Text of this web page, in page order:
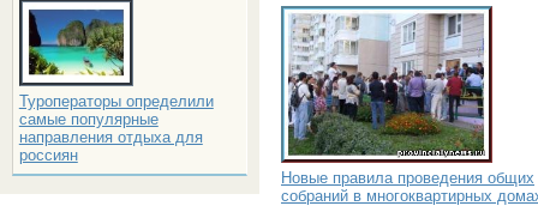
Туроператоры определили
самые популярные
направления отдыха для
россиян
Новые правила проведения общих
собраний в многоквартирных